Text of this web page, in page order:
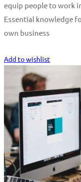
equip people to work
Essential knowledge
own business
Add to wishlist